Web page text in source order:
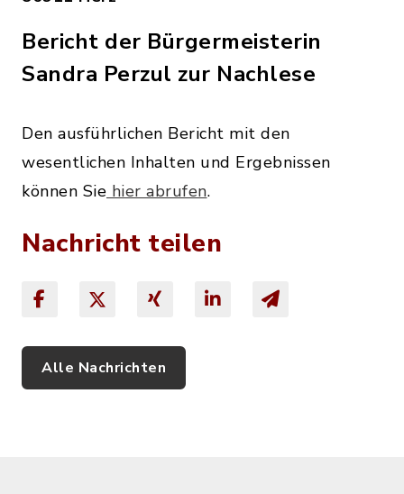
Bericht der Bürgermeisterin
Sandra Perzul zur Nachlese
Den ausführlichen Bericht mit den
wesentlichen Inhalten und Ergebnissen
können Sie hier abrufen.
Nachricht teilen
Alle Nachrichten